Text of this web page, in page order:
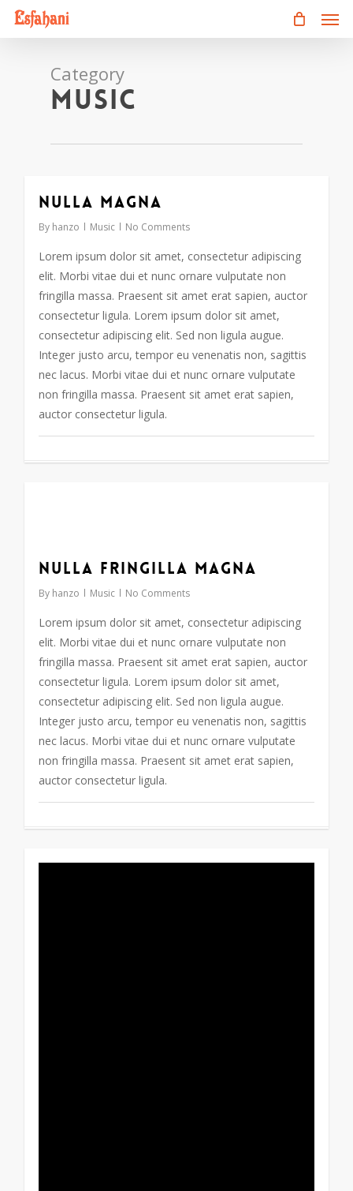
Skip
Category
Music
Nulla Magna
By hanzo Music No Comments
Lorem ipsum dolor sit amet, consectetur adipiscing
elit. Morbi vitae dui et nunc ornare vulputate non
fringilla massa. Praesent sit amet erat sapien, auctor
consectetur ligula. Lorem ipsum dolor sit amet,
consectetur adipiscing elit. Sed non ligula augue.
Integer justo arcu, tempor eu venenatis non, sagittis
nec lacus. Morbi vitae dui et nunc ornare vulputate
non fringilla massa. Praesent sit amet erat sapien,
auctor consectetur ligula.
153
Nulla fringilla magna
By hanzo Music No Comments
Lorem ipsum dolor sit amet, consectetur adipiscing
elit. Morbi vitae dui et nunc ornare vulputate non
fringilla massa. Praesent sit amet erat sapien, auctor
consectetur ligula. Lorem ipsum dolor sit amet,
consectetur adipiscing elit. Sed non ligula augue.
Integer justo arcu, tempor eu venenatis non, sagittis
nec lacus. Morbi vitae dui et nunc ornare vulputate
non fringilla massa. Praesent sit amet erat sapien,
auctor consectetur ligula.